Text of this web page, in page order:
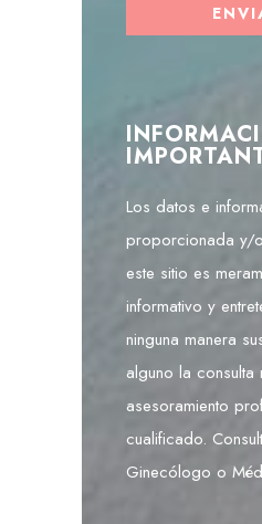
Los datos e
proporcionada y/
este sitio es
informativo y
ninguna manera
alguno la consulta
asesoramiento
cualificado.
Ginecólogo o